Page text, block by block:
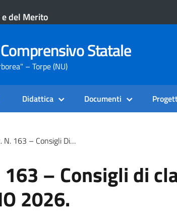
del Merito
Statale
– Torpe (NU)
Didattica Documenti
163 – Consigli Di Classe MAGGIO 2026.
– Consigli di
2026.